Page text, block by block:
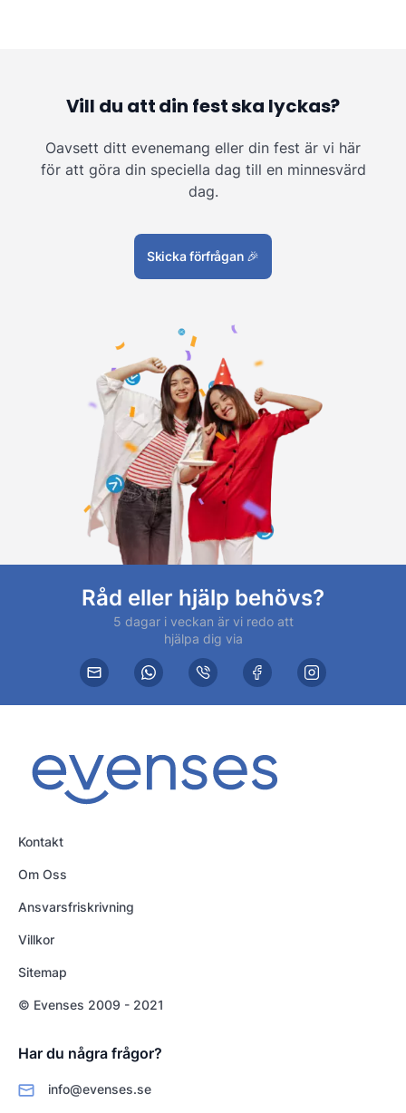
Vill du att din fest ska lyckas?
Oavsett ditt evenemang eller din fest är vi här
för att göra din speciella dag till en minnesvärd
dag.
Skicka förfrågan 🎉
Råd eller hjälp behövs?
5 dagar i veckan är vi redo att
hjälpa dig via
Kontakt
Om Oss
Ansvarsfriskrivning
Villkor
Sitemap
© Evenses 2009 - 2021
Har du några frågor?
info@evenses.se